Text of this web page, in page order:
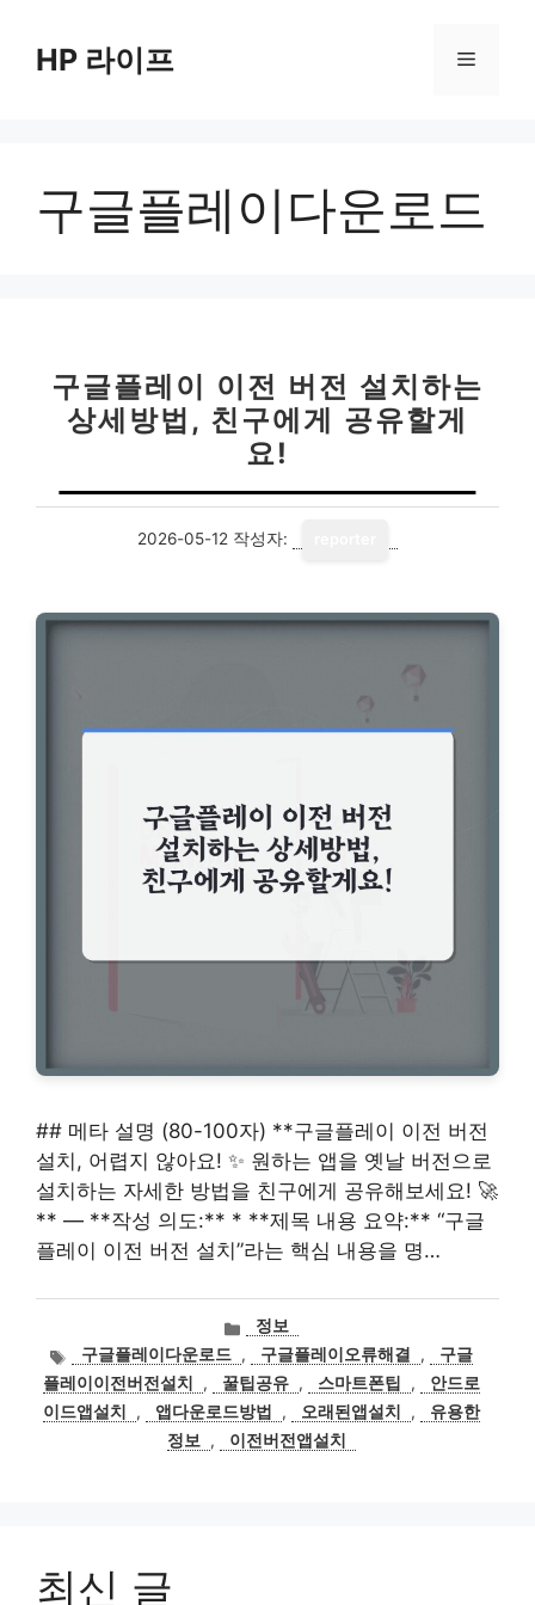
HP 라이프 메
구글플레이다운로드
구글플레이 이전 버전 설치하는
상세방법, 친구에게 공유할게
요!
2026-05-12 작성자:
## 메타 설명 (80-100자) **구글플레이 이전 버전
설치, 어렵지 않아요! ✨ 원하는 앱을 옛날 버전으로
설치하는 자세한 방법을 친구에게 공유해보세요! 🚀
** — **작성 의도:** * **제목 내용 요약:** “구글
플레이 이전 버전 설치”라는 핵심 내용을 명…
카
고
리
정보
태
그
구글플레이다운로드 , 구글플레이오류해결 ,
구글
플레이이전버전설치
, 꿀팁공유 , 스마트폰팁 ,
안드로
이드앱설치
, 앱다운로드방법 , 오래된앱설치 ,
유용한
정보
, 이전버전앱설치
최신 글